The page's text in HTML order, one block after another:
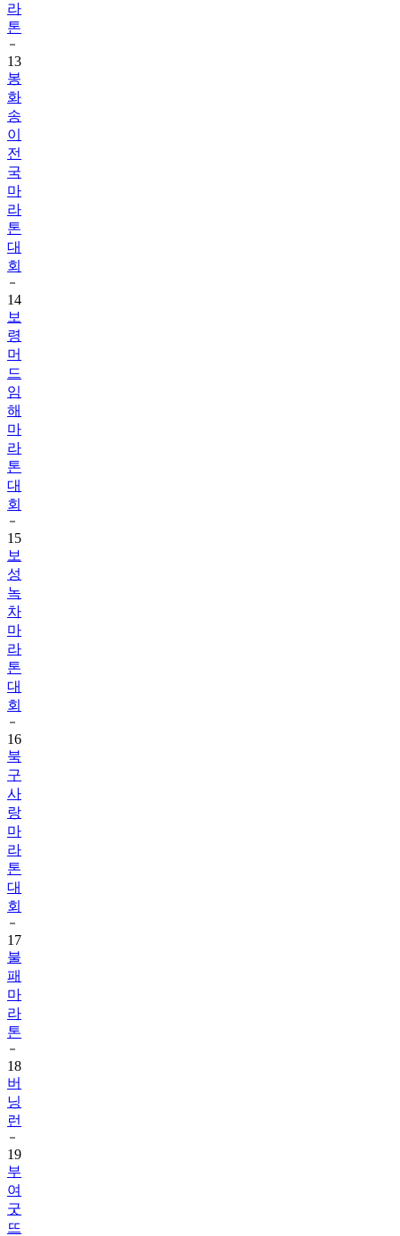
라
톤
13
봉
화
송
이
전
국
마
라
톤
대
회
14
보
령
머
드
임
해
마
라
톤
대
회
15
보
성
녹
차
마
라
톤
대
회
16
북
구
사
랑
마
라
톤
대
회
17
불
패
마
라
톤
18
버
닝
런
19
부
여
굿
뜨